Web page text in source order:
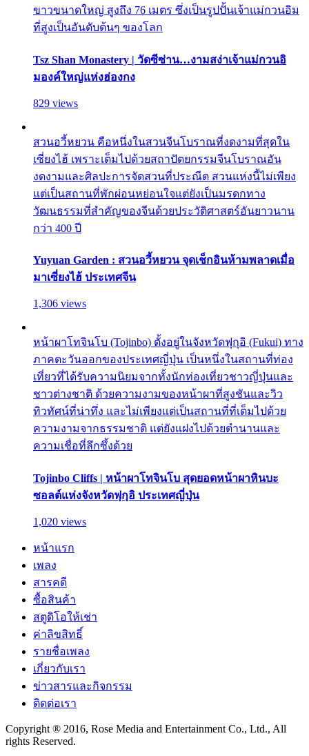
ขาวขนาดใหญ่ สูงถึง 76 เมตร ซึ่งเป็นรูปปั้นเจ้าแม่กวนอิม
ที่สูงเป็นอันดับต้นๆ ของโลก
Tsz Shan Monastery | วัดซีซ่าน…งามสง่าเจ้าแม่กวนอิ
มองค์ใหญ่แห่งฮ่องกง
829 views
สวนอวี้หยวน คือหนึ่งในสวนจีนโบราณที่งดงามที่สุดใน
เซี่ยงไฮ้ เพราะเต็มไปด้วยสถาปัตยกรรมจีนโบราณอัน
งดงามและศิลปะการจัดสวนที่ประณีต สวนแห่งนี้ไม่เพียง
แต่เป็นสถานที่พักผ่อนหย่อนใจแต่ยังเป็นมรดกทาง
วัฒนธรรมที่สำคัญของจีนด้วยประวัติศาสตร์อันยาวนาน
กว่า 400 ปี
Yuyuan Garden : สวนอวี้หยวน จุดเช็กอินห้ามพลาดเมื่อ
มาเซี่ยงไฮ้ ประเทศจีน
1,306 views
หน้าผาโทจินโบ (Tojinbo) ตั้งอยู่ในจังหวัดฟุกุอิ (Fukui) ทาง
ภาคตะวันออกของประเทศญี่ปุ่น เป็นหนึ่งในสถานที่ท่อง
เที่ยวที่ได้รับความนิยมจากทั้งนักท่องเที่ยวชาวญี่ปุ่นและ
ชาวต่างชาติ ด้วยความงามของหน้าผาที่สูงชันและวิว
ทิวทัศน์ที่น่าทึ่ง และไม่เพียงแต่เป็นสถานที่ที่เต็มไปด้วย
ความงามจากธรรมชาติ แต่ยังแฝงไปด้วยตำนานและ
ความเชื่อที่ลึกซึ้งด้วย
Tojinbo Cliffs | หน้าผาโทจินโบ สุดยอดหน้าผาหินบะ
ซอลต์แห่งจังหวัดฟุกุอิ ประเทศญี่ปุ่น
1,020 views
หน้าแรก
เพลง
สารคดี
ซื้อสินค้า
สตูดิโอให้เช่า
ค่าลิขสิทธิ์
รายชื่อเพลง
เกี่ยวกับเรา
ข่าวสารและกิจกรรม
ติดต่อเรา
Copyright ® 2016, Rose Media and Entertainment Co., Ltd., All
rights Reserved.